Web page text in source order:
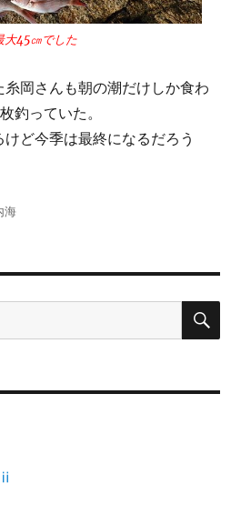
大45㎝でした
岡さんも朝の潮だけしか食わ
釣っていた。
ど今季は最終になるだろう
海
検